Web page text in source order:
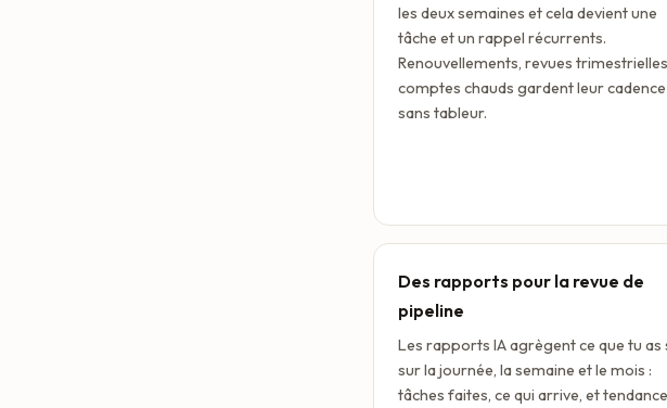
les deux semaines et cela devient une
tâche et un rappel récurrents.
Renouvellements, revues
comptes chauds gardent leur cadence
sans tableur.
Des rapports pour la revue de
pipeline
Les rapports IA agrègent ce que tu as
sur la journée, la semaine et le mois :
tâches faites, ce qui arrive, et